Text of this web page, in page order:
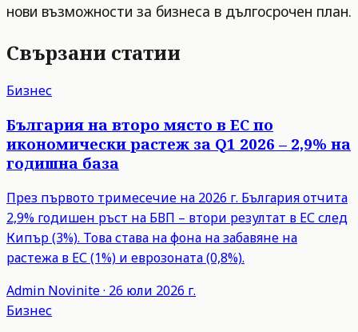
нови възможности за бизнеса в дългосрочен план.
Свързани статии
Бизнес
България на второ място в ЕС по
икономически растеж за Q1 2026 – 2,9% на
годишна база
През първото тримесечие на 2026 г. България отчита
2,9% годишен ръст на БВП – втори резултат в ЕС след
Кипър (3%). Това става на фона на забавяне на
растежа в ЕС (1%) и еврозоната (0,8%).
Admin Novinite· 26 юли 2026 г.
Бизнес